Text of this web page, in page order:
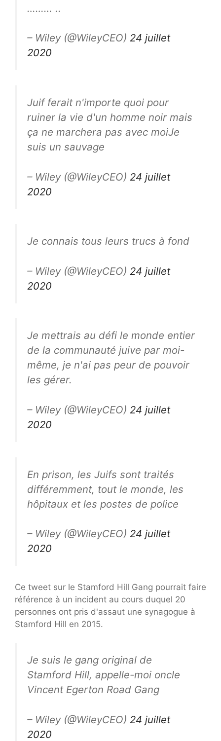
……… ..
– Wiley (@WileyCEO) 24 juillet
2020
Juif ferait n'importe quoi pour
ruiner la vie d'un homme noir mais
ça ne marchera pas avec moiJe
suis un sauvage
– Wiley (@WileyCEO) 24 juillet
2020
Je connais tous leurs trucs à fond
– Wiley (@WileyCEO) 24 juillet
2020
Je mettrais au défi le monde entier
de la communauté juive par moi-
même, je n'ai pas peur de pouvoir
les gérer.
– Wiley (@WileyCEO) 24 juillet
2020
En prison, les Juifs sont traités
différemment, tout le monde, les
hôpitaux et les postes de police
– Wiley (@WileyCEO) 24 juillet
2020
Ce tweet sur le Stamford Hill Gang pourrait faire
référence à un incident au cours duquel 20
personnes ont pris d'assaut une synagogue à
Stamford Hill en 2015.
Je suis le gang original de
Stamford Hill, appelle-moi oncle
Vincent Egerton Road Gang
– Wiley (@WileyCEO) 24 juillet
2020